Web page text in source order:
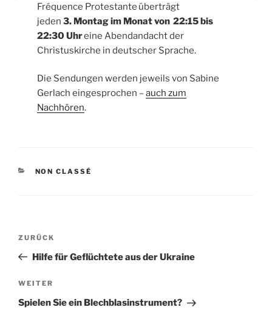
Fréquence Protestante überträgt
jeden 3. Montag im Monat von 22:15 bis
22:30 Uhreine Abendandacht der
Christuskirche in deutscher Sprache.
Die Sendungen werden jeweils von Sabine
Gerlach eingesprochen –auch zum
Nachhören.
KATEGORIEN
NON CLASSÉ
Beitragsnavigation
Vorheriger
Beitrag
ZURÜCK
Hilfe für Geflüchtete aus der Ukraine
Nächster
Beitrag
WEITER
Spielen Sie ein Blechblasinstrument?